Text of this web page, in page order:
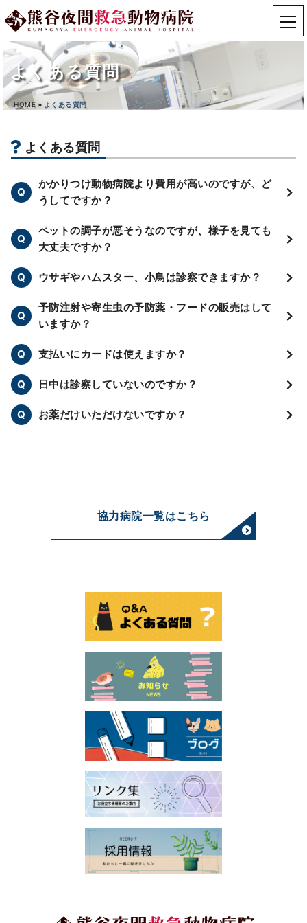
よくある質問
HOME » よくある質問
よくある質問
かかりつけ動物病院より費用が高いのですが、ど
うしてですか？
ペットの調子が悪そうなのですが、様子を見ても
大丈夫ですか？
ウサギやハムスター、小鳥は診察できますか？
予防注射や寄生虫の予防薬・フードの販売はして
いますか？
支払いにカードは使えますか？
日中は診察していないのですか？
お薬だけいただけないですか？
協力病院一覧はこちら